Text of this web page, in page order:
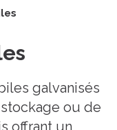
galvanisés
ou de
offrant un